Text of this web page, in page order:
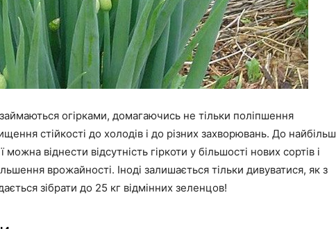
огірками, домагаючись не тільки поліпшення
стійкості до холодів і до різних захворювань. До найбільш
віднести відсутність гіркоти у більшості нових сортів і
врожайності. Іноді залишається тільки дивуватися, як з
зібрати до 25 кг відмінних зеленцов!